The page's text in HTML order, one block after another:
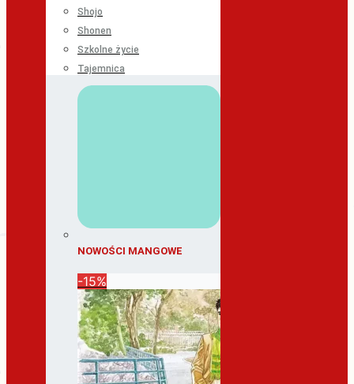
Shojo
Shonen
Szkolne życie
Tajemnica
NOWOŚCI MANGOWE
-15%